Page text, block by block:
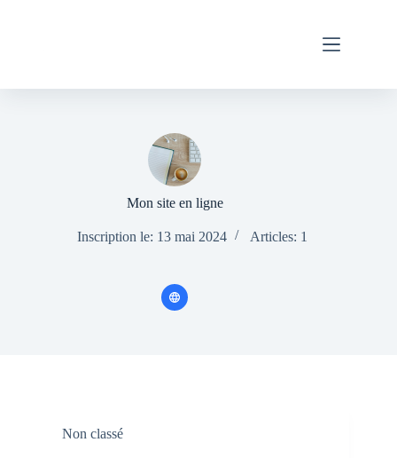
Mon site en ligne
Inscription le: 13 mai 2024 Articles: 1
Non classé